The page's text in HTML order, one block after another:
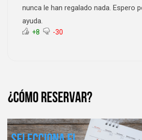
nunca le han regalado nada. Espero
ayuda.
+8 -30